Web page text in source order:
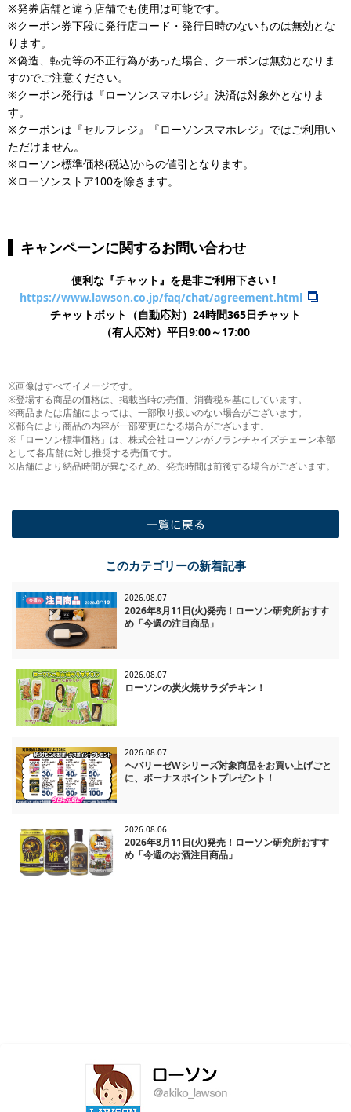
※発券店舗と違う店舗でも使用は可能です。
※クーポン券下段に発行店コード・発行日時のないものは無効とな
ります。
※偽造、転売等の不正行為があった場合、クーポンは無効となりま
すのでご注意ください。
※クーポン発行は『ローソンスマホレジ』決済は対象外となりま
す。
※クーポンは『セルフレジ』『ローソンスマホレジ』ではご利用い
ただけません。
※ローソン標準価格(税込)からの値引となります。
※ローソンストア100を除きます。
キャンペーンに関するお問い合わせ
便利な『チャット』を是非ご利用下さい！
https://www.lawson.co.jp/faq/chat/agreement.html
チャットボット（自動応対）24時間365日チャット
​（有人応対）平日9:00～17:00
※画像はすべてイメージです。
※登場する商品の価格は、掲載当時の売価、消費税を基にしています。
※商品または店舗によっては、一部取り扱いのない場合がございます。
※都合により商品の内容が一部変更になる場合がございます。
※「ローソン標準価格」は、株式会社ローソンがフランチャイズチェーン本部
として各店舗に対し推奨する売価です。
※店舗により納品時間が異なるため、発売時間は前後する場合がございます。
このカテゴリーの新着記事
2026.08.07
2026年8月11日(火)発売！ローソン研究所おすす
め「今週の注目商品」
2026.08.07
ローソンの炭火焼サラダチキン！
2026.08.07
ヘパリーゼWシリーズ対象商品をお買い上げごと
に、ボーナスポイントプレゼント！
2026.08.06
2026年8月11日(火)発売！ローソン研究所おすす
め「今週のお酒注目商品」